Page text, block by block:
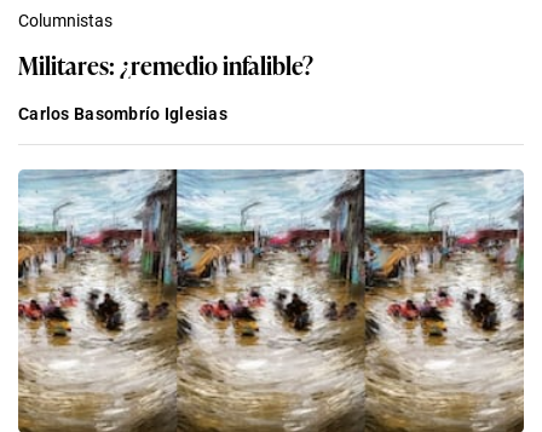
Columnistas
Militares: ¿remedio infalible?
Carlos Basombrío Iglesias